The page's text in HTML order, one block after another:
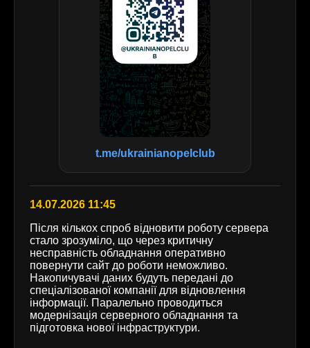
t.me/ukrainianopelclub
14.07.2026 11:45
Після кількох спроб відновити роботу сервера
стало зрозуміло, що через критичну
несправність обладнання оперативно
повернути сайт до роботи неможливо.
Накопичувачі даних будуть передані до
спеціалізованої компанії для відновлення
інформації. Паралельно проводиться
модернізація серверного обладнання та
підготовка нової інфраструктури.